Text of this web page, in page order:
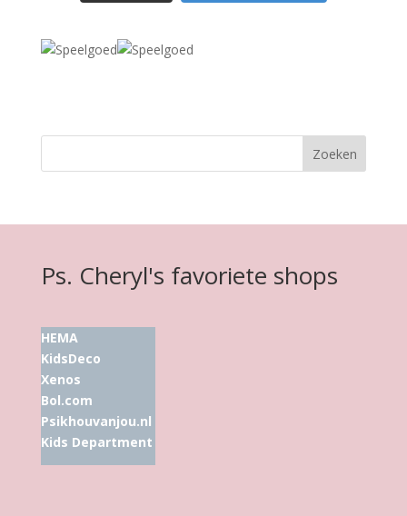
Ps. Cheryl's favoriete shops
HEMA
KidsDeco
Xenos
Bol.com
Psikhouvanjou.nl
Kids Department